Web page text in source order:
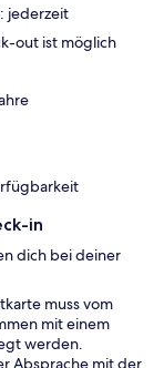
jederzeit
out ist möglich
in
dich bei deiner
muss vom
mit einem
werden.
Absprache mit der